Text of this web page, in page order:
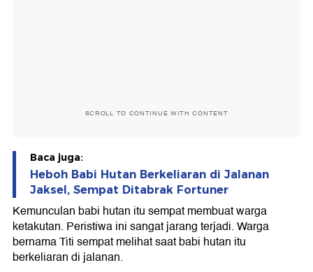
SCROLL TO CONTINUE WITH CONTENT
Baca juga:
Heboh Babi Hutan Berkeliaran di Jalanan
Jaksel, Sempat Ditabrak Fortuner
Kemunculan babi hutan itu sempat membuat warga
ketakutan. Peristiwa ini sangat jarang terjadi. Warga
bernama Titi sempat melihat saat babi hutan itu
berkeliaran di jalanan.